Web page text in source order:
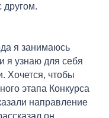
другом.
я занимаюсь
я узнаю для себя
Хочется, чтобы
этапа Конкурса
направление
он.